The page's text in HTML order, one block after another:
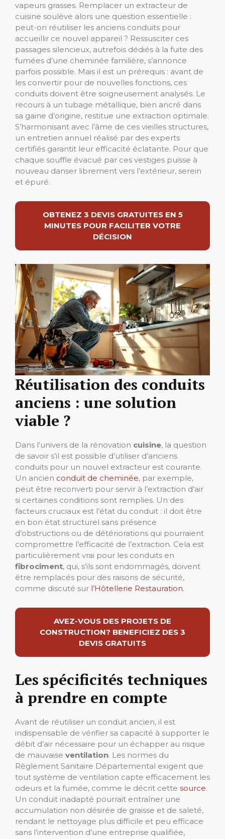
vapeurs grasses. Remplacer un extracteur de
cuisine soulève alors une question essentielle :
peut-on réutiliser les anciens conduits pour
accueillir ce nouvel appareil ? Ressusciter ces
passages silencieux, autrefois dédiés à la fuite des
fumées d’une cheminée familière, s’annonce
parfois possible. Mais il est un prérequis : avant de
les convertir pour de nouvelles fonctions, ces
conduits doivent être soigneusement analysés. Le
recours à un tubage métallique, bien ancré dans
sa gaine d’origine, restitue une extraction optimale.
S’harmonisant avec l’âme de ces vieilles structures,
un entretien annuel réalisé par des experts
certifiés garantit leur efficacité éclatante. Pour que
chaque souffle évacué par ces vestiges puisse à
nouveau danser librement vers l’extérieur, serein
et épuré.
OBTENEZ 3 DEVIS GRATUITES EN 5
MINUTES POUR FACILITER VOTRE
DÉCISION
Réutilisation des conduits
anciens : une solution
viable ?
Dans l’univers de la rénovation cuisine, la question
de savoir s’il est possible d’utiliser d’anciens
conduits pour un nouvel extracteur est courante.
Un ancien conduit de cheminée, par exemple,
peut être reconverti pour servir à l’extraction d’air
si certaines conditions sont remplies. Un des
facteurs cruciaux est l’état du conduit : il doit être
en bon état structurel sans présence
d’obstructions ou de détériorations qui pourraient
compromettre l’efficacité de l’extraction. Cela est
particulièrement vrai pour les conduits en
fibrociment, qui, s’ils sont endommagés, doivent
être remplacés pour des raisons de sécurité,
comme discuté sur l’Hôtellerie Restauration.
AVEZ-VOUS DES PROJETS DE
CONSTRUCTION? BENEFICIEZ DES 3
DEVIS GRATUITS
Les spécificités techniques
à prendre en compte
Avant de réutiliser un conduit ancien, il est
indispensable de vérifier sa capacité à supporter le
débit d’air nécessaire pour un échapper au risque
de mauvaise ventilation. Les normes du
Règlement Sanitaire Départemental exigent que
tout système de ventilation capte efficacement les
odeurs et la fumée, comme le décrit cette source.
Un conduit inadapté pourrait entraîner une
accumulation non désirée de graisse et de saleté,
rendant le nettoyage plus difficile et peu efficace
sans l’intervention d’une entreprise qualifiée,